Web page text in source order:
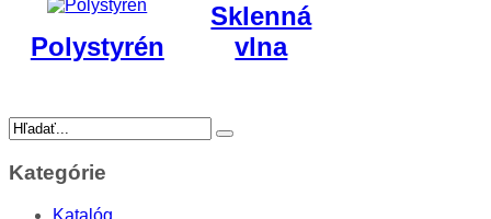
Polystyrén
Sklenná
vlna
Kategórie
Katalóg